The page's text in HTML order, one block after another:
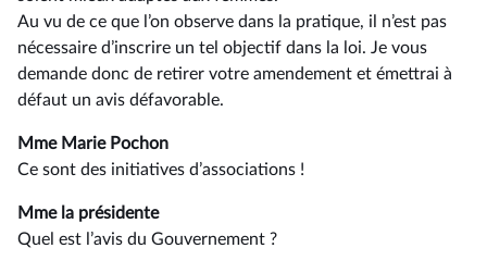
Au vu de ce que l’on observe dans la pratique, il n’est pas
nécessaire d’inscrire un tel objectif dans la loi. Je vous
demande donc de retirer votre amendement et émettrai à
défaut un avis défavorable.
Mme Marie Pochon
Ce sont des initiatives d’associations !
Mme la présidente
Quel est l’avis du Gouvernement ?